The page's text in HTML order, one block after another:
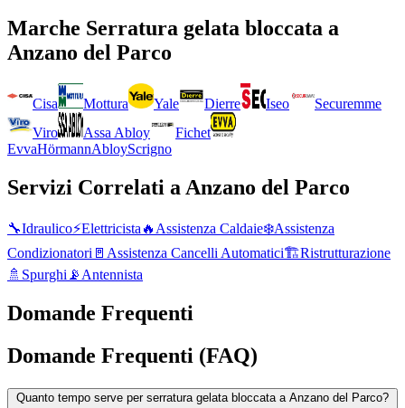
Marche Serratura gelata bloccata a
Anzano del Parco
Cisa Mottura Yale Dierre Iseo
Securemme
Viro
Assa Abloy
Fichet
EvvaHörmannAbloyScrigno
Servizi Correlati a Anzano del Parco
🔧Idraulico⚡Elettricista 🔥 Assistenza Caldaie❄️Assistenza
Condizionatori 🚪 Assistenza Cancelli Automatici🏗️Ristrutturazione
🚿 Spurghi 📡 Antennista
Domande Frequenti
Domande Frequenti (FAQ)
Quanto tempo serve per serratura gelata bloccata a Anzano del Parco?